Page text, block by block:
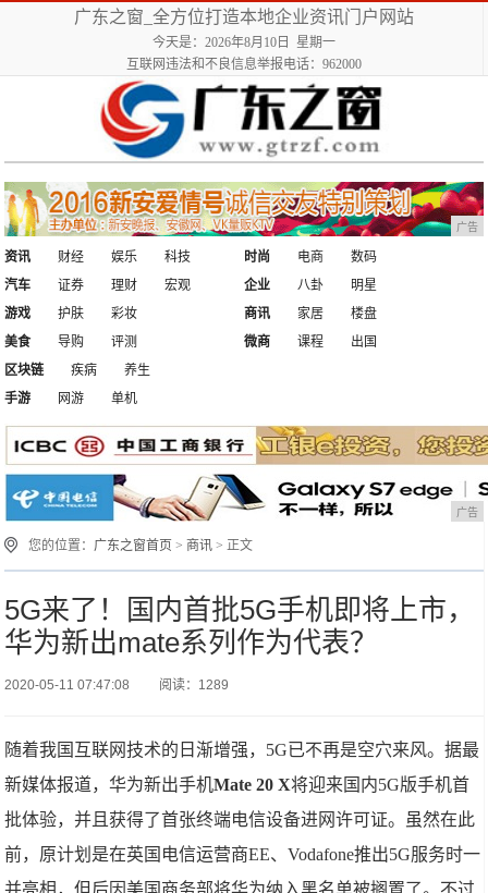
广东之窗_全方位打造本地企业资讯门户网站
今天是：2026年8月10日 星期一
互联网违法和不良信息举报电话：962000
广告
资讯 财经 娱乐
科技
汽车
证券 理财 宏观
时尚 电商
数码
企业
八卦
明星
游戏
护肤
彩妆
美食
导购 评测
商讯 家居
楼盘
微商
课程
出国
区块链
疾病
养生
手游
网游 单机
广告
您的位置： 广东之窗首页 > 商讯 > 正文
5G来了！国内首批5G手机即将上市，
华为新出mate系列作为代表？
2020-05-11 07:47:08 阅读：1289
随着我国互联网技术的日渐增强，5G已不再是空穴来风。据最
新媒体报道，华为新出手机Mate 20 X将迎来国内5G版手机首
批体验，并且获得了首张终端电信设备进网许可证。虽然在此
前，原计划是在英国电信运营商EE、Vodafone推出5G服务时一
并亮相，但后因美国商务部将华为纳入黑名单被搁置了。不过